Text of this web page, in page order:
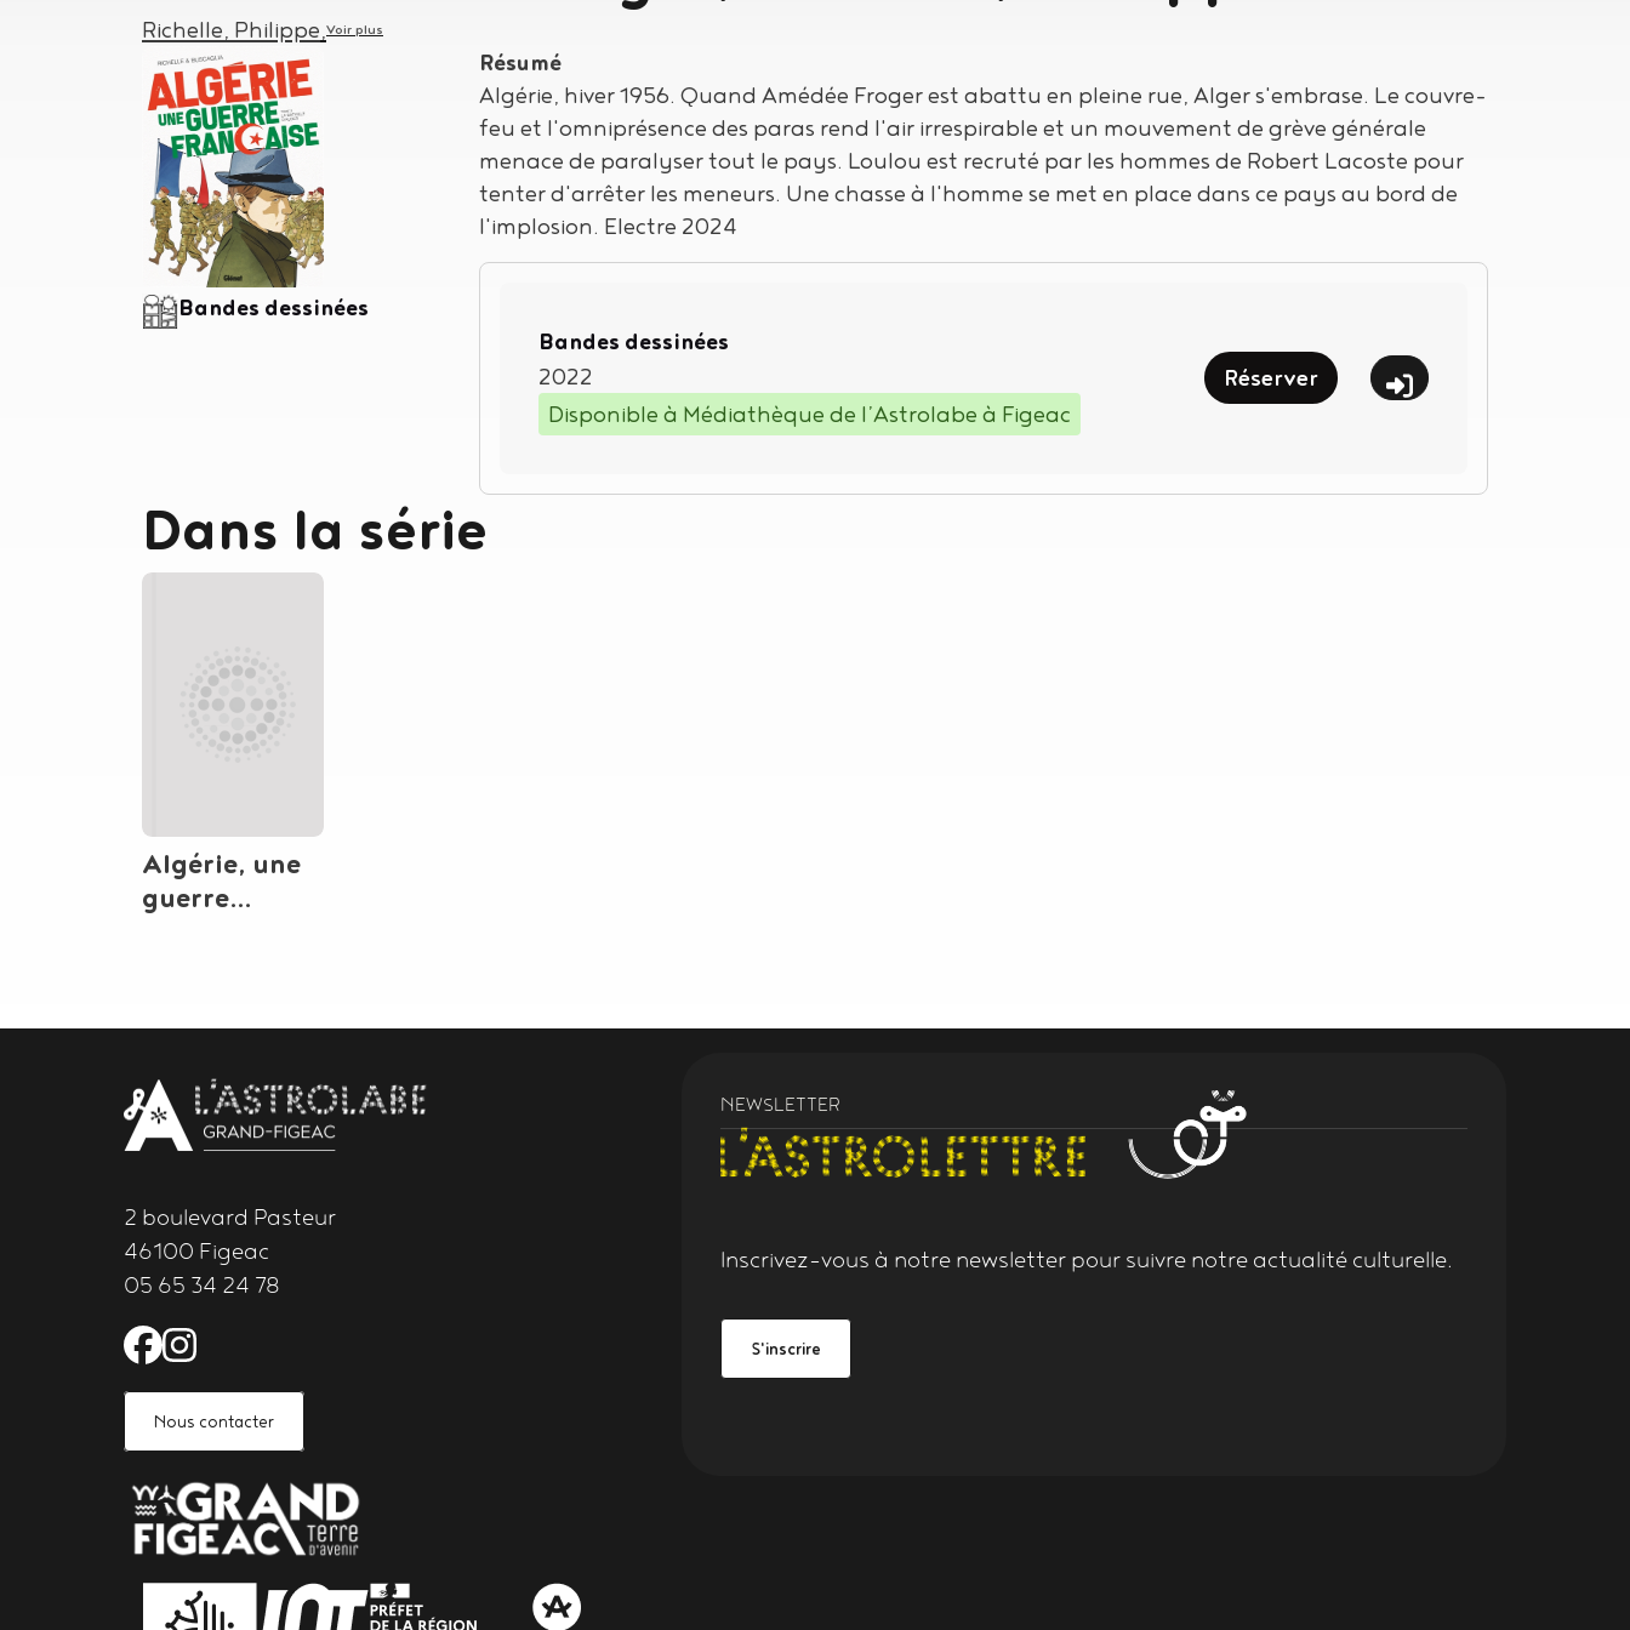
Auteur
Richelle, Philippe Voir plus
Type de support matériel
Bandes dessinées
Résumé
Algérie, hiver 1956. Quand Amédée Froger est abattu en pleine rue, Alger s'embrase. Le couvre-
feu et l'omniprésence des paras rend l'air irrespirable et un mouvement de grève générale
menace de paralyser tout le pays. Loulou est recruté par les hommes de Robert Lacoste pour
tenter d'arrêter les meneurs. Une chasse à l'homme se met en place dans ce pays au bord de
l'implosion. Electre 2024
Type de support matériel
Bandes dessinées
2022
Disponible à Médiathèque de l’Astrolabe à Figeac
Réserver
Dans la série
Algérie, une
guerre
2 boulevard Pasteur
46100 Figeac
05 65 34 24 78
Facebook de l'Astrolabe Grand Figeac
Instagram de l'Astrolabe Grand Figeac
Nous contacter
NEWSLETTER
Inscrivez-vous à notre newsletter pour suivre notre actualité culturelle.
S'inscrire
PARTENAIRES